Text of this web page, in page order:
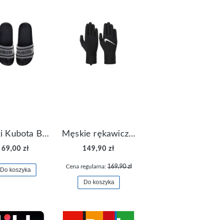
Klapki Kubota Basenowe Gel Czarne
69,00 zł
Do koszyka
Męskie rękawiczki Nike Dri-FIT Lightweight Gloves N.RG.M0.082
149,90 zł
Cena regularna:169,90 zł
Do koszyka